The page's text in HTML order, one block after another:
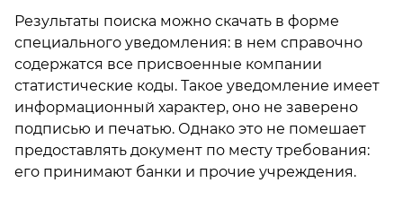
Результаты поиска можно скачать в форме
специального уведомления: в нем справочно
содержатся все присвоенные компании
статистические коды. Такое уведомление имеет
информационный характер, оно не заверено
подписью и печатью. Однако это не помешает
предоставлять документ по месту требования:
его принимают банки и прочие учреждения.